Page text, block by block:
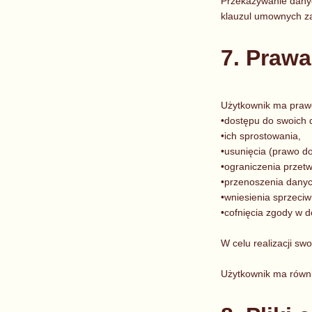
klauzul umownych
7.
Użytkownik ma
•dostępu do swoich
•ich sprostowania,
•usunięcia (prawo
•ograniczenia
•przenoszenia
•wniesienia
•cofnięcia zgody w
W celu realizacji
Użytkownik ma